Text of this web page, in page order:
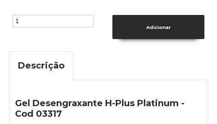
Descrição
Gel Desengraxante H-Plus Platinum -
Cod 03317